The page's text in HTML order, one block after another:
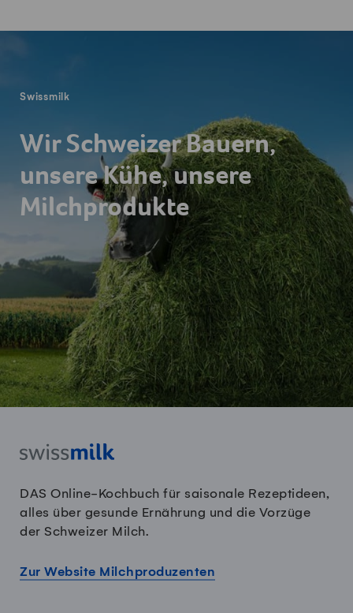
Swissmilk
Wir Schweizer Bauern,
unsere Kühe, unsere
Milchprodukte
DAS Online-Kochbuch für saisonale Rezeptideen,
alles über gesunde Ernährung und die Vorzüge
der Schweizer Milch.
Zur Website Milchproduzenten